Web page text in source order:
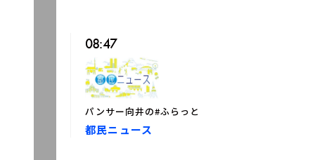
08:47
パンサー向井の#ふらっと
都民ニュース